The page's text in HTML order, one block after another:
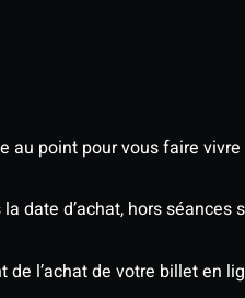
au point pour vous faire
date d’achat, hors
l’achat de votre billet en